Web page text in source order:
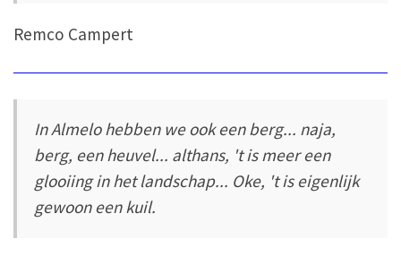
Remco Campert
In Almelo hebben we ook een berg... naja,
berg, een heuvel... althans, 't is meer een
glooiing in het landschap... Oke, 't is eigenlijk
gewoon een kuil.